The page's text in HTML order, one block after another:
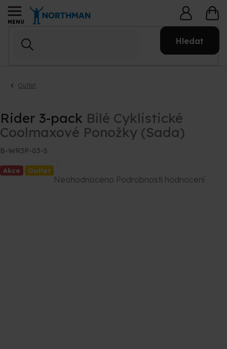
Přejít
na
Hledat
Outlet
Rider 3-pack Bílé Cyklistické
Coolmaxové Ponožky (Sada)
B-WR3P-03-S
Akce Outlet Průměrné
hodnocení
Neohodnoceno Podrobnosti hodnocení